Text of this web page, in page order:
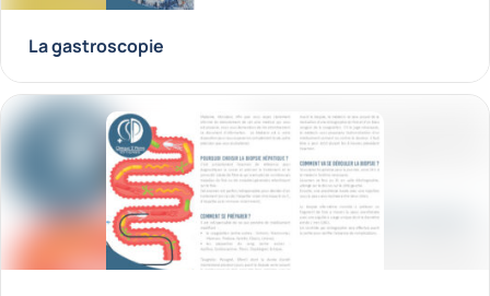
La gastroscopie